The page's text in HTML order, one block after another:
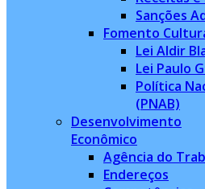
Sanções
Fomento
Lei Aldir
Lei Paulo
Política
(PNAB)
Desenvolvimento
Econômico
Agência do
Endereços